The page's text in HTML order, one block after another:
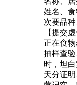
姓名、
次要品
【提交
正在食
抽样查
时，坦
天分证